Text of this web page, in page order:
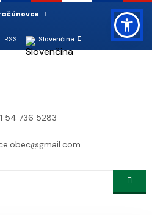
RSS Slovenčina
54 736 5283